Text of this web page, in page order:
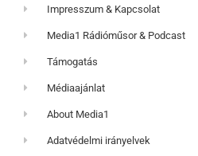
Impresszum & Kapcsolat
Media1 Rádióműsor & Podcast
Támogatás
Médiaajánlat
About Media1
Adatvédelmi irányelvek